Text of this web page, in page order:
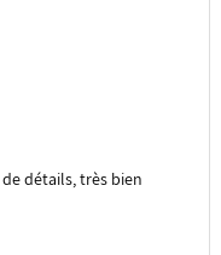
détails, très bien